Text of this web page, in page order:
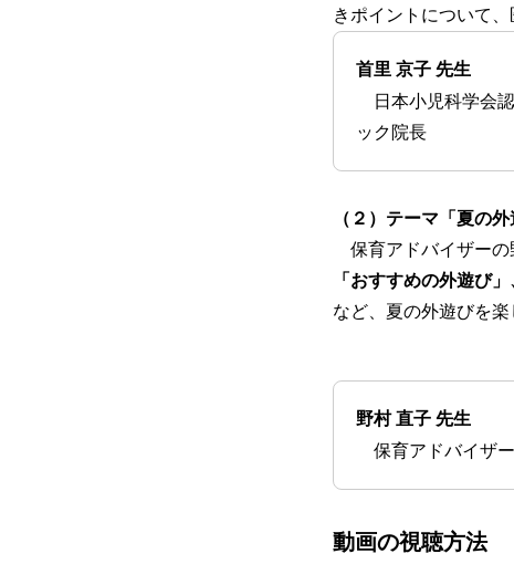
きポイントについて、
首里 京子 先生
日本小児科学会
ック院長
（２）テーマ「夏の
保育アドバイザーの
「おすすめの外遊び
など、夏の外遊びを
野村 直子 先生
保育アドバイザー
動画の視聴方法